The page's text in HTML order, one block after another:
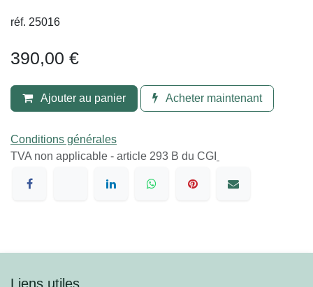
réf. 25016
390,00 €
Ajouter au panier Acheter maintenant
Conditions générales
TVA​ non applicable - article 293 B du CGI